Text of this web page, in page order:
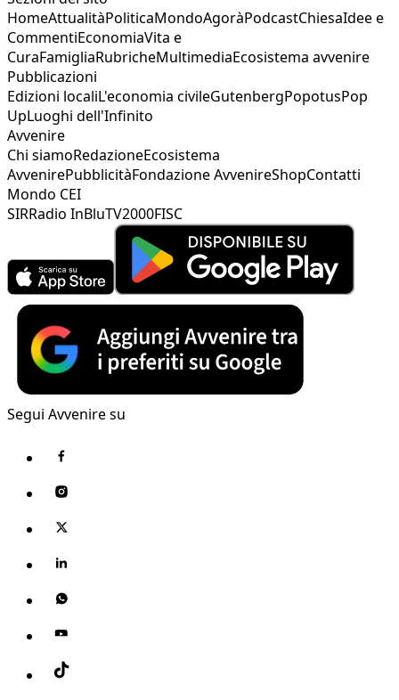
HomeAttualitàPoliticaMondoAgoràPodcastChiesaIdee e
CommentiEconomiaVita e
CuraFamigliaRubricheMultimediaEcosistema avvenire
Pubblicazioni
Edizioni localiL'economia civileGutenbergPopotusPop
UpLuoghi dell'Infinito
Avvenire
Chi siamoRedazioneEcosistema
AvvenirePubblicitàFondazione AvvenireShopContatti
Mondo CEI
SIRRadio InBluTV2000FISC
Segui Avvenire su